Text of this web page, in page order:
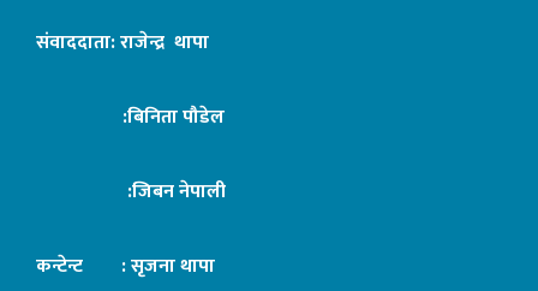
संवाददाता: राजेन्द्र थापा
:बिनिता पौडेल
:जिबन नेपाली
कन्टेन्ट : सृजना थापा